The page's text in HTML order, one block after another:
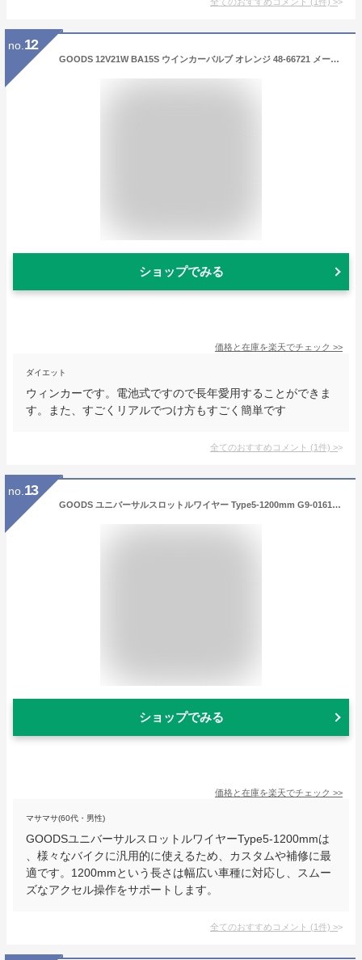
no. 12
GOODS 12V21W BA15S ウインカーバルブ オレンジ 48-66721 メーカー在庫あり グッズ ウインカー関連パーツ バイク 汎用
ショップでみる
価格と在庫を楽天でチェック >>
ダイエット
ウィンカーです。電池式ですので長年愛用することができま
す。また、すごくリアルでつけ方もすごく簡単です
全てのおすすめコメント (1件) >
no. 13
GOODS ユニバーサルスロットルワイヤー Type5-1200mm G9-01617 グッズ ハンドルケーブル・ホース類 バイク 汎用
ショップでみる
価格と在庫を楽天でチェック >>
マサマサ(60代・男性)
GOODSユニバーサルスロットルワイヤーType5-1200mmは
、様々なバイクに汎用的に使えるため、カスタムや補修に最
適です。1200mmという長さは幅広い車種に対応し、スムー
ズなアクセル操作をサポートします。
全てのおすすめコメント (1件) >